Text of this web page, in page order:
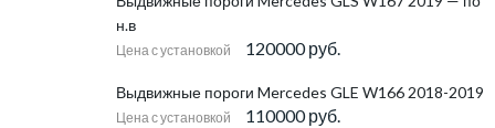
н.в
Цена с установкой 120000 руб.
Выдвижные пороги Mercedes GLE W166 2018-2019
Цена с установкой 110000 руб.